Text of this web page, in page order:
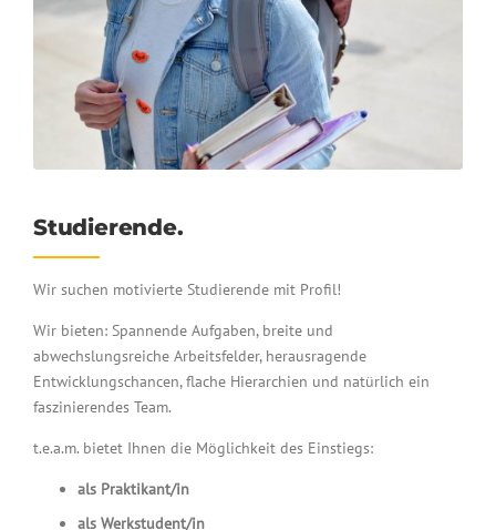
Studierende.
Wir suchen motivierte Studierende mit Profil!
Wir bieten: Spannende Aufgaben, breite und
abwechslungsreiche Arbeitsfelder, herausragende
Entwicklungschancen, flache Hierarchien und natürlich ein
faszinierendes Team.
t.e.a.m. bietet Ihnen die Möglichkeit des Einstiegs:
als Praktikant/in
als Werkstudent/in